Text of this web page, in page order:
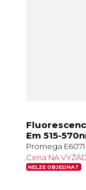
Em 515-
Promega E6071
Cena NA
NELZE OBJEDNAT